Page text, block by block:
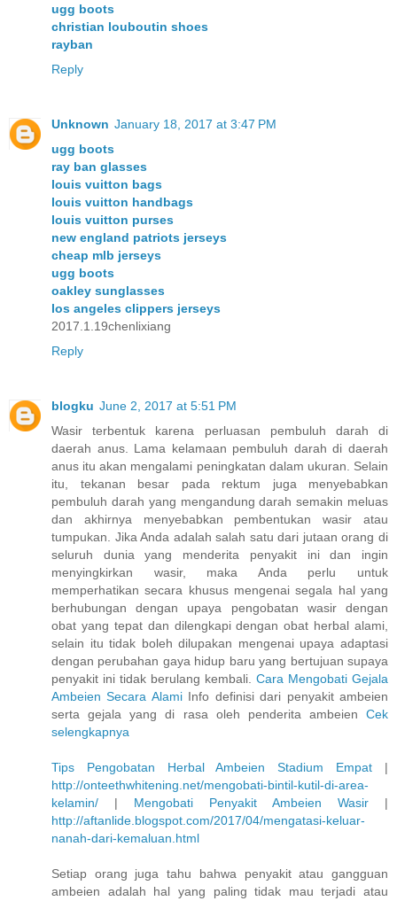
ugg boots
christian louboutin shoes
rayban
Reply
Unknown January 18, 2017 at 3:47 PM
ugg boots
ray ban glasses
louis vuitton bags
louis vuitton handbags
louis vuitton purses
new england patriots jerseys
cheap mlb jerseys
ugg boots
oakley sunglasses
los angeles clippers jerseys
2017.1.19chenlixiang
Reply
blogku June 2, 2017 at 5:51 PM
Wasir terbentuk karena perluasan pembuluh darah di
daerah anus. Lama kelamaan pembuluh darah di daerah
anus itu akan mengalami peningkatan dalam ukuran. Selain
itu, tekanan besar pada rektum juga menyebabkan
pembuluh darah yang mengandung darah semakin meluas
dan akhirnya menyebabkan pembentukan wasir atau
tumpukan. Jika Anda adalah salah satu dari jutaan orang di
seluruh dunia yang menderita penyakit ini dan ingin
menyingkirkan wasir, maka Anda perlu untuk
memperhatikan secara khusus mengenai segala hal yang
berhubungan dengan upaya pengobatan wasir dengan
obat yang tepat dan dilengkapi dengan obat herbal alami,
selain itu tidak boleh dilupakan mengenai upaya adaptasi
dengan perubahan gaya hidup baru yang bertujuan supaya
penyakit ini tidak berulang kembali. Cara Mengobati Gejala
Ambeien Secara AlamiInfo definisi dari penyakit ambeien
serta gejala yang di rasa oleh penderita ambeien Cek
selengkapnya
Tips Pengobatan Herbal Ambeien Stadium Empat |
http://onteethwhitening.net/mengobati-bintil-kutil-di-area-
kelamin/ | Mengobati Penyakit Ambeien Wasir |
http://aftanlide.blogspot.com/2017/04/mengatasi-keluar-
nanah-dari-kemaluan.html
Setiap orang juga tahu bahwa penyakit atau gangguan
ambeien adalah hal yang paling tidak mau terjadi atau